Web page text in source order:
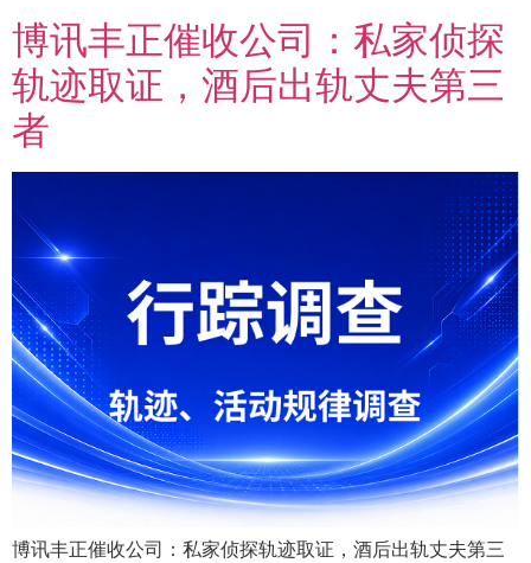
博讯丰正催收公司：私家侦探
轨迹取证，酒后出轨丈夫第三
者
博讯丰正催收公司：私家侦探轨迹取证，酒后出轨丈夫第三